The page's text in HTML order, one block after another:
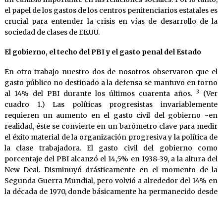
el papel de los gastos de los centros penitenciarios estatales es
crucial para entender la crisis en vías de desarrollo de la
sociedad de clases de EE.UU.
El gobierno, el techo del PBI y el gasto penal del Estado
En otro trabajo nuestro dos de nosotros observaron que el
gasto público no destinado a la defensa se mantuvo en torno
al 14% del PBI durante los últimos cuarenta años.3
(Ver
cuadro 1.) Las políticas progresistas invariablemente
requieren un aumento en el gasto civil del gobierno -en
realidad, éste se convierte en un barómetro clave para medir
el éxito material de la organización progresiva y la política de
la clase trabajadora. El gasto civil del gobierno como
porcentaje del PBI alcanzó el 14,5% en 1938-39, a la altura del
New Deal. Disminuyó drásticamente en el momento de la
Segunda Guerra Mundial, pero volvió a alrededor del 14% en
la década de 1970, donde básicamente ha permanecido desde